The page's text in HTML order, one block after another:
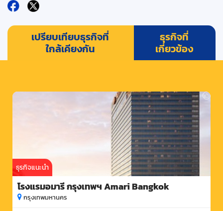
เปรียบเทียบธุรกิจที่
ใกล้เคียงกัน
ธุรกิจที่
เกี่ยวข้อง
ธุรกิจแนะนำ
โรงแรมอมารี กรุงเทพฯ Amari Bangkok
กรุงเทพมหานคร